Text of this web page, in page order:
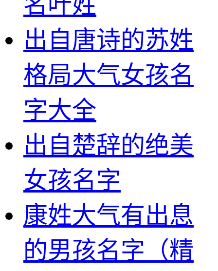
出自唐诗的苏姓
格局大气女孩名
字大全
出自楚辞的绝美
女孩名字
康姓大气有出息
的男孩名字（精